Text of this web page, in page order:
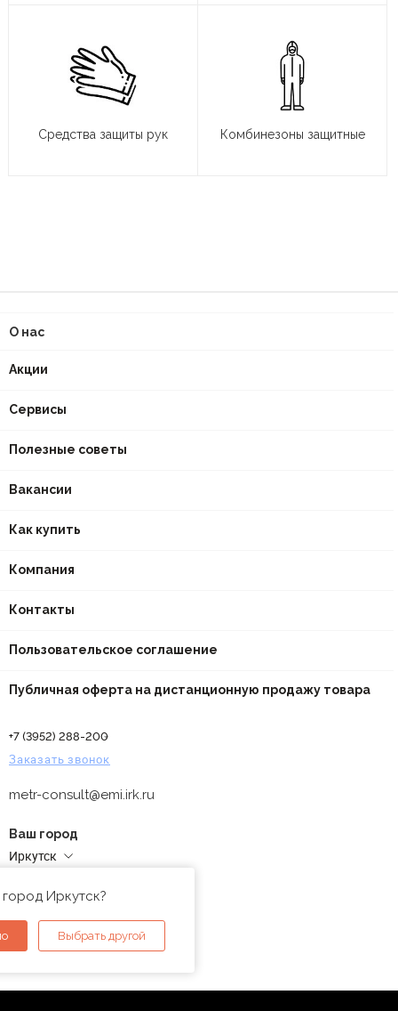
Средства защиты рук Комбинезоны защитные
О нас
Акции
Сервисы
Полезные советы
Вакансии
Как купить
Компания
Контакты
Пользовательское соглашение
Публичная оферта на дистанционную продажу товара
+7 (3952) 288-200
Заказать звонок
metr-consult@emi.irk.ru
Ваш город
Иркутск
Иркутск?
Выбрать другой